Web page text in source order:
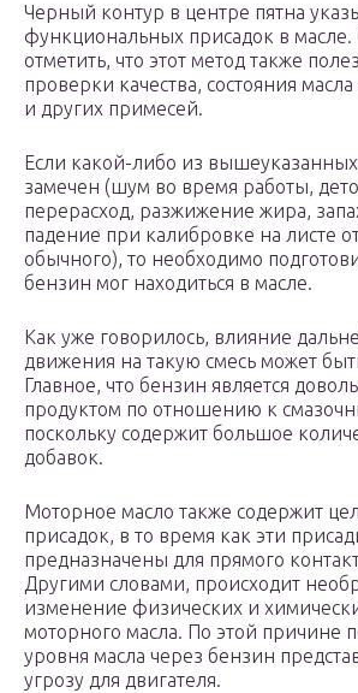
Черный контур в центре пятна
функциональных присадок в масле.
отметить, что этот метод также
проверки качества, состояния
и других примесей.
Если какой-либо из
замечен (шум во время работы,
перерасход, разжижение жира,
падение при калибровке на листе
обычного), то необходимо
бензин мог находиться в масле.
Как уже говорилось, влияние
движения на такую ​​смесь может
Главное, что бензин является
продуктом по отношению к
поскольку содержит большое
добавок.
Моторное масло также содержит
присадок, в то время как эти
предназначены для прямого
Другими словами, происходит
изменение физических и
моторного масла. По этой причине
уровня масла через бензин
угрозу для двигателя.